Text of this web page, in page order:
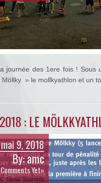
journée des 1ere fois ! Sous
» le mollkyathlon et un
: LE
mai 9, 2018
By:amc
Yet»
,News,Tournois